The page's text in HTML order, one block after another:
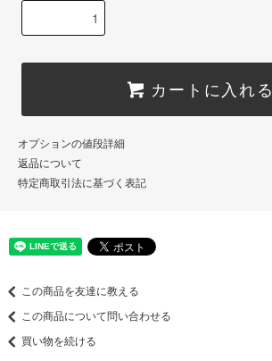
カートに入れる
オプションの値段詳細
返品について
特定商取引法に基づく表記
この商品を友達に教える
この商品について問い合わせる
買い物を続ける